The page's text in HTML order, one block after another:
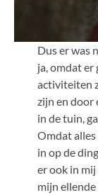
Dus er was
ja, omdat er
activiteiten
zijn en door
in de tuin,
Omdat alles
in op de
er ook in
mijn ellende